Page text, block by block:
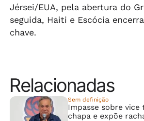
Jérsei/EUA, pela abertura do
seguida, Haiti e Escócia
chave.
Relacionadas
Sem definição
Impasse sobre vice
chapa e expõe